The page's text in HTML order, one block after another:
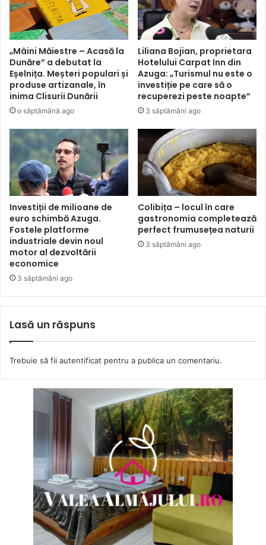
„Mâini Măiestre – Acasă la
Dunăre” a debutat la
Eșelnița. Meșteri populari și
produse artizanale, în
inima Clisurii Dunării
o săptămână ago
Liliana Bojian, proprietara
Hotelului Carpat Inn din
Azuga: „Turismul nu este o
investiție pe care să o
recuperezi peste noapte”
3 săptămâni ago
Investiții de milioane de
euro schimbă Azuga.
Fostele platforme
industriale devin noul
motor al dezvoltării
economice
3 săptămâni ago
Colibița – locul în care
gastronomia completează
perfect frumusețea naturii
3 săptămâni ago
Lasă un răspuns
Trebuie să fii autentificat pentru a publica un comentariu.